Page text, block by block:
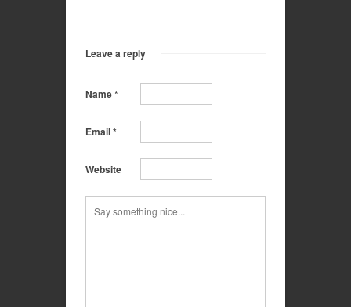
Leave a reply
Name*
Email*
Website